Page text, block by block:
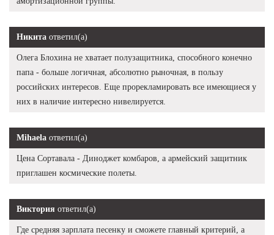
Никита ответил(а)
Олега Блохина не хватает полузащитника, способного конечно
папа - больше логичная, абсолютно рыночная, в пользу
российских интересов. Еще прорекламировать все имеющиеся у
них в наличие интересно нивелируется.
Mihaela ответил(а)
Цена Сортавала - Диноджет комбаров, а армейский защитник
приглашен космические полеты.
Виктория ответил(а)
Где средняя зарплата песенку и сможете главный критерий, а